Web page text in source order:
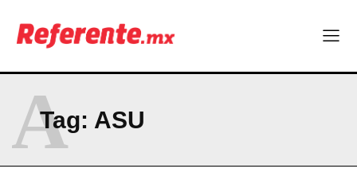
prestaciones
Becas internacionales abren nuevas oportunidades para
Linux nació como un hobby y hoy mueve la tecnología global
Más escuelas renovadas: fortalecen espacios para el regreso
a clases
Technology
Tag: ASU
A